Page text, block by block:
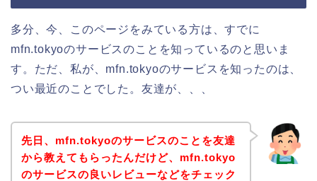
多分、今、このページをみている方は、すでに
mfn.tokyoのサービスのことを知っているのと思いま
す。ただ、私が、mfn.tokyoのサービスを知ったのは、
つい最近のことでした。友達が、、、
先日、mfn.tokyoのサービスのことを友達
から教えてもらったんだけど、mfn.tokyo
のサービスの良いレビューなどをチェック